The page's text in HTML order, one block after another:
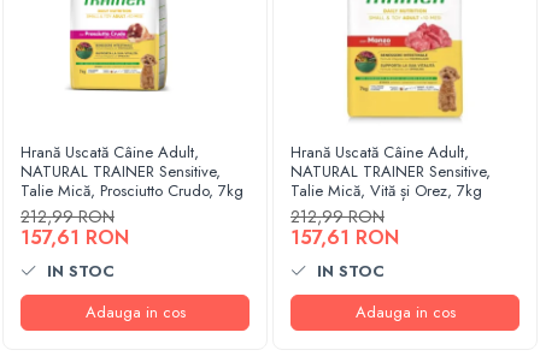
Hrană Uscată Câine Adult,
NATURAL TRAINER Sensitive,
Talie Mică, Prosciutto Crudo, 7kg
212,99 RON
157,61 RON
IN STOC
Adauga in cos
Hrană Uscată Câine Adult,
NATURAL TRAINER Sensitive,
Talie Mică, Vită și Orez, 7kg
212,99 RON
157,61 RON
IN STOC
Adauga in cos